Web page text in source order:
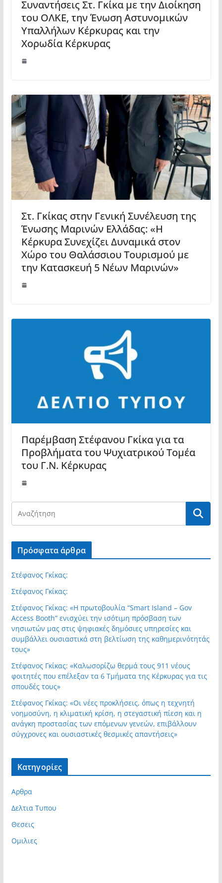
Συναντήσεις Στ. Γκίκα με την Διοίκηση
του ΟΛΚΕ, την Ένωση Αστυνομικών
Υπαλλήλων Κέρκυρας και την
Χορωδία Κέρκυρας
Στ. Γκίκας στην Γενική Συνέλευση της
Ένωσης Μαρινών Ελλάδας: «Η
Κέρκυρα Συνεχίζει Δυναμικά στον
Χώρο του Θαλάσσιου Τουρισμού με
την Κατασκευή 5 Νέων Μαρινών»
Παρέμβαση Στέφανου Γκίκα για τα
Προβλήματα του Ψυχιατρικού Τομέα
του Γ.Ν. Κέρκυρας
Πρόσφατα άρθρα
Στέφανος Γκίκας:
Στέφανος Γκίκας:
Στέφανος Γκίκας: «Η πρωτοβουλία “Smart Island – Gov
Access Booth” ενισχύει την ισότιμη πρόσβαση των
νησιωτών μας στις ψηφιακές δημόσιες υπηρεσίες και
συμβάλλει ουσιαστικά στη βελτίωση της καθημερινότητάς
τους»
Στέφανος Γκίκας: «Καλωσορίζω θερμά τους 911 νέους
φοιτητές που επέλεξαν τα 6 Τμήματα της Κέρκυρας για τις
σπουδές τους»
Στέφανος Γκίκας: «Οι νέες προκλήσεις, όπως η τεχνητή
νοημοσύνη, η κλιματική κρίση, η στεγαστική πίεση και η
ανάγκη προστασίας των επόμενων γενεών, επιβάλλουν
σύγχρονες και ουσιαστικές θεσμικές απαντήσεις»
Kατηγορίες
Αρθρα
Δελτια Τυπου
Θεσεις
Ομιλιες